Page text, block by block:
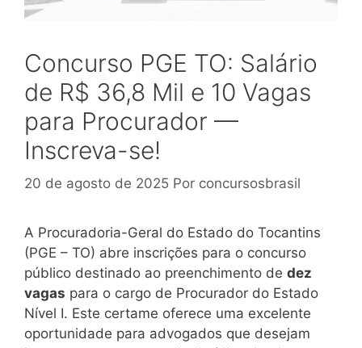
Concurso PGE TO: Salário
de R$ 36,8 Mil e 10 Vagas
para Procurador —
Inscreva-se!
20 de agosto de 2025 Por concursosbrasil
A Procuradoria-Geral do Estado do Tocantins
(PGE – TO) abre inscrições para o concurso
público destinado ao preenchimento de dez
vagas para o cargo de Procurador do Estado
Nível I. Este certame oferece uma excelente
oportunidade para advogados que desejam